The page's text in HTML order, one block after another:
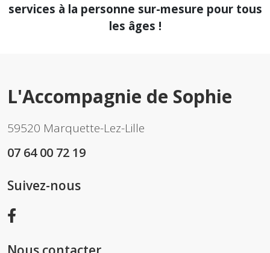
services à la personne sur-mesure pour tous
les âges !
L'Accompagnie de Sophie
59520 Marquette-Lez-Lille
07 64 00 72 19
Suivez-nous